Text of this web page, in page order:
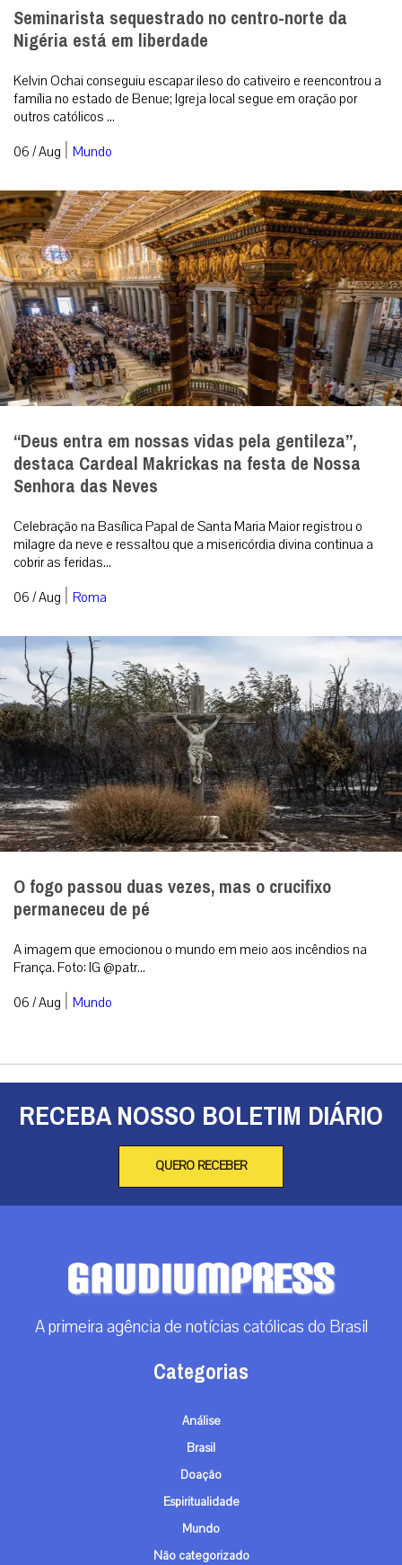
Seminarista sequestrado no centro-norte da
Nigéria está em liberdade
Kelvin Ochai conseguiu escapar ileso do cativeiro e reencontrou a
família no estado de Benue; Igreja local segue em oração por
outros católicos ...
06 / Aug | Mundo
“Deus entra em nossas vidas pela gentileza”,
destaca Cardeal Makrickas na festa de Nossa
Senhora das Neves
Celebração na Basílica Papal de Santa Maria Maior registrou o
milagre da neve e ressaltou que a misericórdia divina continua a
cobrir as feridas...
06 / Aug | Roma
O fogo passou duas vezes, mas o crucifixo
permaneceu de pé
A imagem que emocionou o mundo em meio aos incêndios na
França. Foto: IG @patr...
06 / Aug | Mundo
RECEBA NOSSO BOLETIM DIÁRIO
QUERO RECEBER
A primeira agência de notícias católicas do Brasil
Categorias
Análise
Brasil
Doação
Espiritualidade
Mundo
Não categorizado